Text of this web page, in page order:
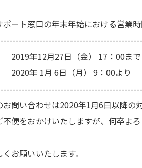
ポート窓口の年末年始における営業
2019年12月27日（金） 17：00まで
2020年 1月 6日（月） 9：00より
問い合わせは2020年1月6日以降の
便をおかけいたしますが、何卒よろ
お願いいたします。